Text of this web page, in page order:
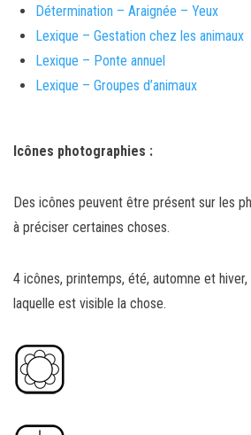
Détermination – Araignée – Yeux
Lexique – Gestation chez les animaux
Lexique – Ponte annuel
Lexique – Groupes d’animaux
Icônes photographies :
Des icônes peuvent être présent sur les
à préciser certaines choses.
4 icônes, printemps, été, automne et
laquelle est visible la chose.